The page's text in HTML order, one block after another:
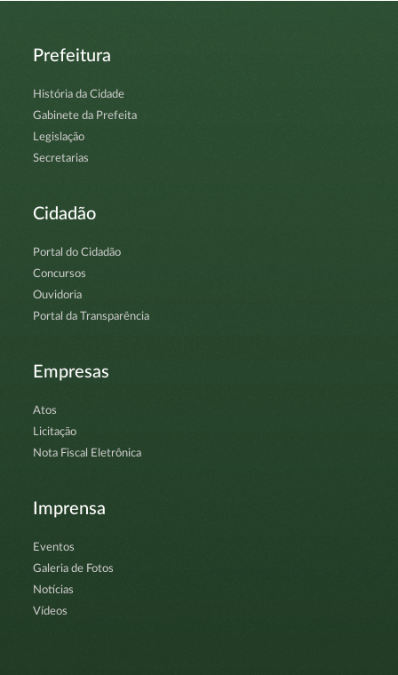
Prefeitura
História da Cidade
Gabinete da Prefeita
Legislação
Secretarias
Cidadão
Portal do Cidadão
Concursos
Ouvidoria
Portal da Transparência
Empresas
Atos
Licitação
Nota Fiscal Eletrônica
Imprensa
Eventos
Galeria de Fotos
Notícias
Vídeos